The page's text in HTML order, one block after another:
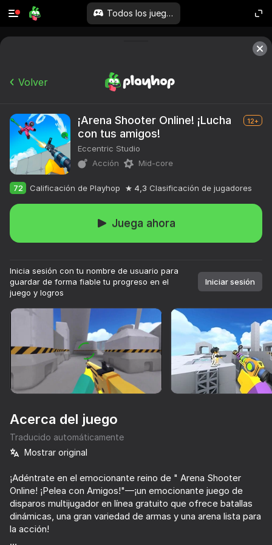
Todos los juegos
Este juego solo admite orientación paisaje
JUGAR
72
79
75 84
Volver
¡Arena Shooter Online! ¡Lucha
con tus amigos!
12+
Eccentric Studio
Acción
Mid-core
72 Calificación de Playhop 4,3 Clasificación de jugadores
Juega ahora
Inicia sesión con tu nombre de usuario para
guardar de forma fiable tu progreso en el
juego y logros
Iniciar sesión
Acerca del juego
Traducido automáticamente
Mostrar original
¡Adéntrate en el emocionante reino de " Arena Shooter
Online! ¡Pelea con Amigos!"—¡un emocionante juego de
disparos multijugador en línea gratuito que ofrece batallas
dinámicas, una gran variedad de armas y una arena lista para
la acción!